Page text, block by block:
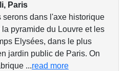
Paris
serons dans l'axe historique
la pyramide du Louvre et les
Elysées, dans le plus
jardin public de Paris. On
...read more